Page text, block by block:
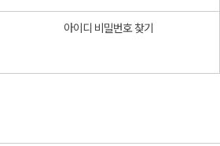
아이디 비밀번호 찾기